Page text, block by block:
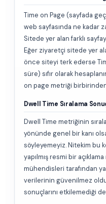
Time on Page (sayfada
web sayfasında ne kadar
Sitede yer alan farklı
Eğer ziyaretçi sitede yer
önce siteyi terk ederse
süre) sıfır olarak
on page metriği birbirinden
Dwell Time Sıralama
Dwell Time metriğinin
yönünde genel bir kanı
söyleyemeyiz. Nitekim bu
yapılmış resmi bir
mühendisleri tarafından
verilerinin güvenilmez
sonuçlarını etkilemediği